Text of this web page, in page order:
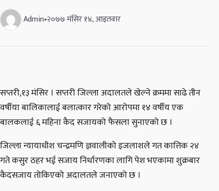
Admin•२०७७ मंसिर १४, आइतवार
सप्तरी,१३ मंसिर । सप्तरी जिल्ला अदालतले खेल्ने क्रममा साढे तीन
वर्षीया बालिकालाई बलात्कार गरेको आरोपमा १४ वर्षीय एक
बालकलाई ६ महिना कैद सजायको फैसला सुनाएको छ ।
जिल्ला न्यायाधीश चन्द्रमणि ज्ञवालीको इजलाशले गत कात्तिक २४
गते कसुर ठहर भई सजाय निर्धारणका लागि पेश भएकामा शुक्रबार
कैदसजाय तोकिएको अदालतले जनाएको छ ।